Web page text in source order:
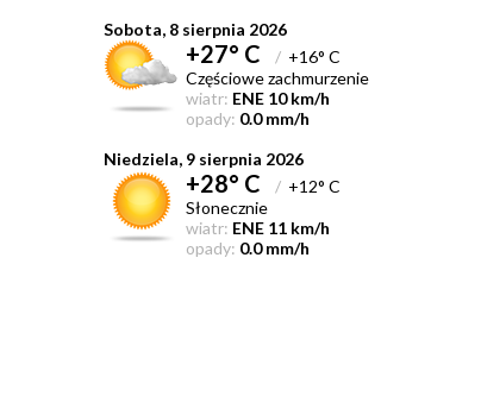
Sobota, 8 sierpnia 2026
+27° C / +16° C
Częściowe zachmurzenie
wiatr: ENE 10 km/h
opady: 0.0 mm/h
Niedziela, 9 sierpnia 2026
+28° C / +12° C
Słonecznie
wiatr: ENE 11 km/h
opady: 0.0 mm/h